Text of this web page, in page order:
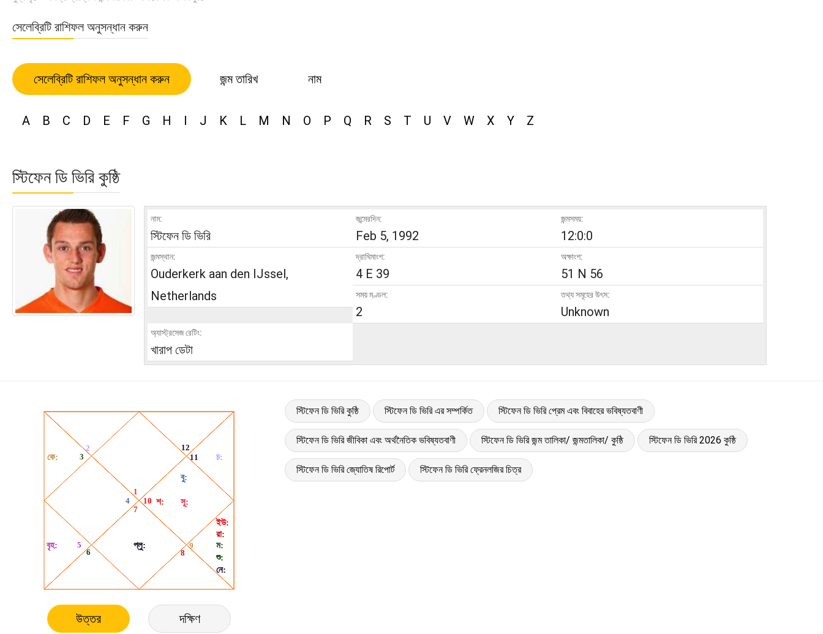
সেলেব্রিটি রাশিফল অনুসন্ধান করুন
সেলেব্রিটি রাশিফল অনুসন্ধান করুন জন্ম তারিখ নাম
A B C D E F G H I J K L M N O P Q R S T U V W X Y Z
স্টিফেন ডি ভিরি কুষ্ঠি
নাম:
স্টিফেন ডি ভিরি
জন্মেরদিন:
Feb 5, 1992
জন্মসময়:
12:0:0
জন্মস্থান:
Ouderkerk aan den IJssel,
Netherlands
দ্রাঘিমাংশ:
4 E 39
অক্ষাংশ:
51 N 56
সময় মণ্ডল:
2
তথ্য সমূহের উৎস:
Unknown
অ্যাস্ট্রসেজ রেটিং:
খারাপ ডেটা
উত্তর দক্ষিণ
স্টিফেন ডি ভিরি কুষ্ঠি স্টিফেন ডি ভিরি এর সম্পর্কিত স্টিফেন ডি ভিরি প্রেম এবং বিবাহের ভবিষ্যতবাণী
স্টিফেন ডি ভিরি জীবিকা এবং অর্থনৈতিক ভবিষ্যতবাণী স্টিফেন ডি ভিরি জন্ম তালিকা/ জন্মতালিকা/ কুষ্ঠি স্টিফেন ডি ভিরি 2026 কুষ্ঠি
স্টিফেন ডি ভিরি জ্যোতিষ রিপোর্ট স্টিফেন ডি ভিরি ফ্রেনলজির চিত্র